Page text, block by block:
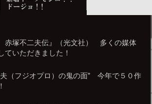
赤塚不二夫伝』（光文社） 多くの媒体
ていただきました！
夫（フジオプロ）の鬼の面” 今年で５０作